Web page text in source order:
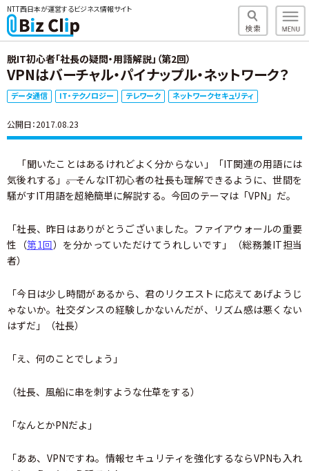
NTT西日本が運営するビジネス情報サイト
脱IT初心者「社長の疑問・用語解説」（第2回）
VPNはバーチャル・パイナップル・ネットワーク？
データ通信 IT・テクノロジー テレワーク ネットワークセキュリティ
公開日：2017.08.23
「聞いたことはあるけれどよく分からない」「IT関連の用語には
気後れする」――。そんなIT初心者の社長も理解できるように、世間を
騒がすIT用語を超絶簡単に解説する。今回のテーマは「VPN」だ。
「社長、昨日はありがとうございました。ファイアウォールの重要
性（第1回）を分かっていただけてうれしいです」（総務兼IT担当
者）
「今日は少し時間があるから、君のリクエストに応えてあげようじ
ゃないか。社交ダンスの経験しかないんだが、リズム感は悪くない
はずだ」（社長）
「え、何のことでしょう」
（社長、風船に串を刺すような仕草をする）
「なんとかPNだよ」
「ああ、VPNですね。情報セキュリティを強化するならVPNも入れ